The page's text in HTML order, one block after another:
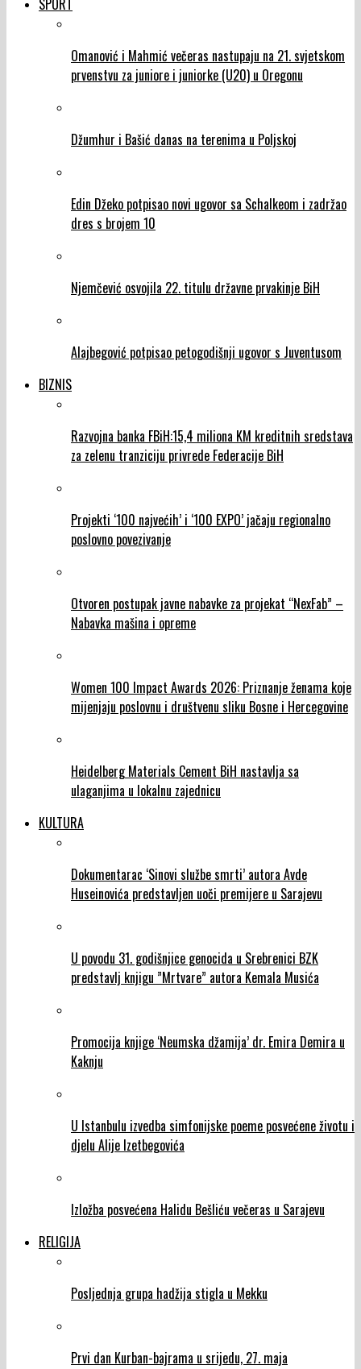
SPORT
Omanović i Mahmić večeras nastupaju na 21. svjetskom
prvenstvu za juniore i juniorke (U20) u Oregonu
Džumhur i Bašić danas na terenima u Poljskoj
Edin Džeko potpisao novi ugovor sa Schalkeom i zadržao
dres s brojem 10
Njemčević osvojila 22. titulu državne prvakinje BiH
Alajbegović potpisao petogodišnji ugovor s Juventusom
BIZNIS
Razvojna banka FBiH:15,4 miliona KM kreditnih sredstava
za zelenu tranziciju privrede Federacije BiH
Projekti ‘100 najvećih’ i ‘100 EXPO’ jačaju regionalno
poslovno povezivanje
Otvoren postupak javne nabavke za projekat “NexFab” –
Nabavka mašina i opreme
Women 100 Impact Awards 2026: Priznanje ženama koje
mijenjaju poslovnu i društvenu sliku Bosne i Hercegovine
Heidelberg Materials Cement BiH nastavlja sa
ulaganjima u lokalnu zajednicu
KULTURA
Dokumentarac ‘Sinovi službe smrti’ autora Avde
Huseinovića predstavljen uoči premijere u Sarajevu
U povodu 31. godišnjice genocida u Srebrenici BZK
predstavlj knjigu ”Mrtvare” autora Kemala Musića
Promocija knjige ‘Neumska džamija’ dr. Emira Demira u
Kaknju
U Istanbulu izvedba simfonijske poeme posvećene životu i
djelu Alije Izetbegovića
Izložba posvećena Halidu Bešliću večeras u Sarajevu
RELIGIJA
Posljednja grupa hadžija stigla u Mekku
Prvi dan Kurban-bajrama u srijedu, 27. maja